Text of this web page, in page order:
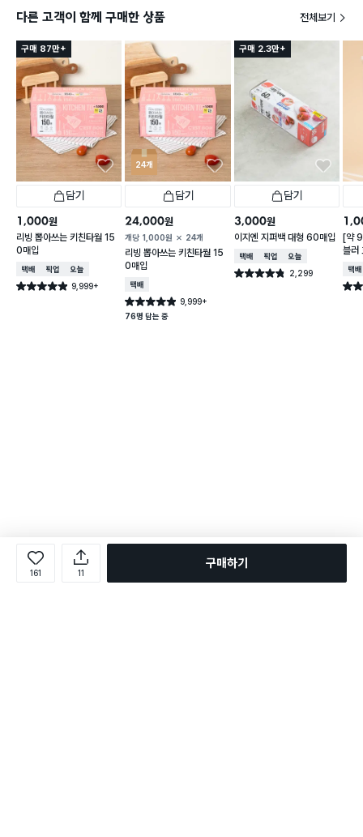
다른 고객이 함께 구매한 상품 전체보기
구매 87만+
담기
1,000원
리빙 뽑아쓰는 키친타월 15
0매입
택배배송매장픽업오늘배송
별점 4.9점 9,999+
건 작성
24개
담기
24,000원
개당 1,000원 24개
리빙 뽑아쓰는 키친타월 15
0매입
택배배송
별점 4.9점 9,999+
건 작성
76명 담는 중
구매 2.3만+
담기
3,000원
이지엔 지퍼백 대형 60매입
택배배송매장픽업오늘배송
별점 4.8점 2,299
건 작성
[약
블러
X
택배
별점
161 11
구매하기